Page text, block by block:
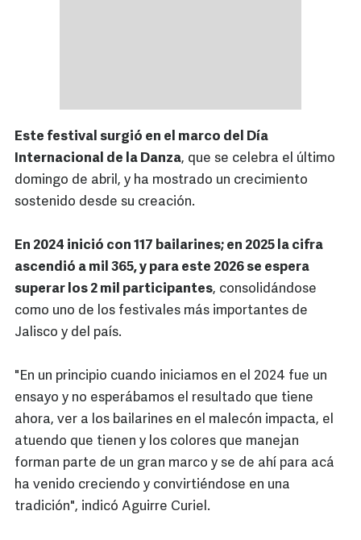
Este festival surgió en el marco del Día
Internacional de la Danza, que se celebra el último
domingo de abril, y ha mostrado un crecimiento
sostenido desde su creación.
En 2024 inició con 117 bailarines; en 2025 la cifra
ascendió a mil 365, y para este 2026 se espera
superar los 2 mil participantes, consolidándose
como uno de los festivales más importantes de
Jalisco y del país.
"En un principio cuando iniciamos en el 2024 fue un
ensayo y no esperábamos el resultado que tiene
ahora, ver a los bailarines en el malecón impacta, el
atuendo que tienen y los colores que manejan
forman parte de un gran marco y se de ahí para acá
ha venido creciendo y convirtiéndose en una
tradición", indicó Aguirre Curiel.